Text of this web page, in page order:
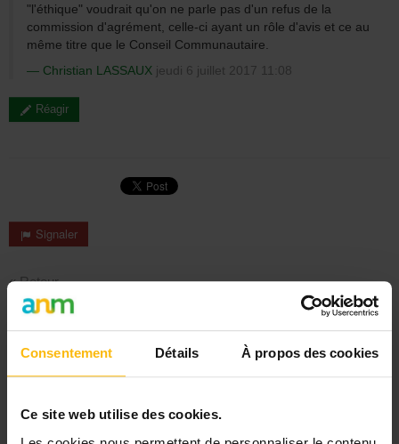
Consentement Détails À propos des cookies
Ce site web utilise des cookies.
"l'éthique" voudrait qu'on ne parle pas d'un refus de la
commission d'agrément, celle-ci ayant un rôle d'avis et ce au
même titre que le Conseil Communautaire.
Christian LASSAUX jeudi 6 juillet 2017 11:08
Réagir
Signaler
« Retour